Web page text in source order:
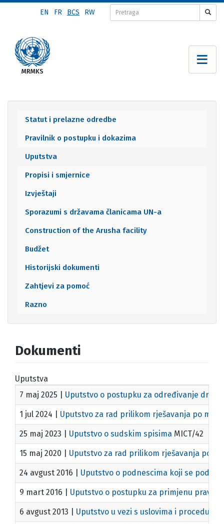
content
EN FR BCS RW
Documents
menu
Statut i prelazne odredbe
Pravilnik o postupku i dokazima
Uputstva
Propisi i smjernice
Izvještaji
Sporazumi s državama članicama UN-a
Construction of the Arusha facility
Budžet
Historijski dokumenti
Zahtjevi za pomoć
Razno
Dokumenti
Uputstva
7 maj 2025
Uputstvo o postupku za određivanje
1 jul 2024 Uputstvo za rad prilikom rješavanja po
25 maj 2023 Uputstvo o sudskim spisima MICT/42
15 maj 2020 Uputstvo za rad prilikom rješavanja po
24 avgust 2016 Uputstvo o podnescima koji se
9 mart 2016 Uputstvo o postupku za primjenu pravila
6 avgust 2013 Uputstvo u vezi s uslovima i